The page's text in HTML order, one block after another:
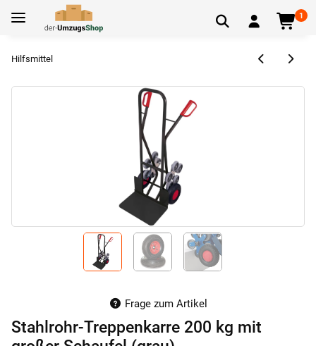
1
Hilfsmittel
Frage zum Artikel
Stahlrohr-Treppenkarre 200 kg mit